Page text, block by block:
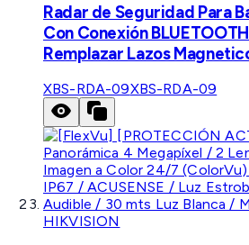
Radar de Seguridad Para
Con Conexión
Remplazar Lazos
XBS-RDA-09XBS-RDA-09
HIKVISION